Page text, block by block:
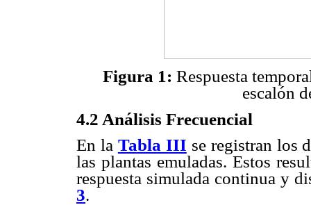
Figura 1: Respuesta
escalón
4.2 Análisis Frecuencial
En la Tabla III se registran los
las plantas emuladas. Estos
respuesta simulada continua y
3.